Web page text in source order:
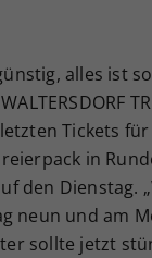
alles ist
Tickets
in
den
neun und am
sollte jetzt